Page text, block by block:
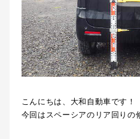
こんにちは、大和自動車です！
今回はスペーシアのリア回りの